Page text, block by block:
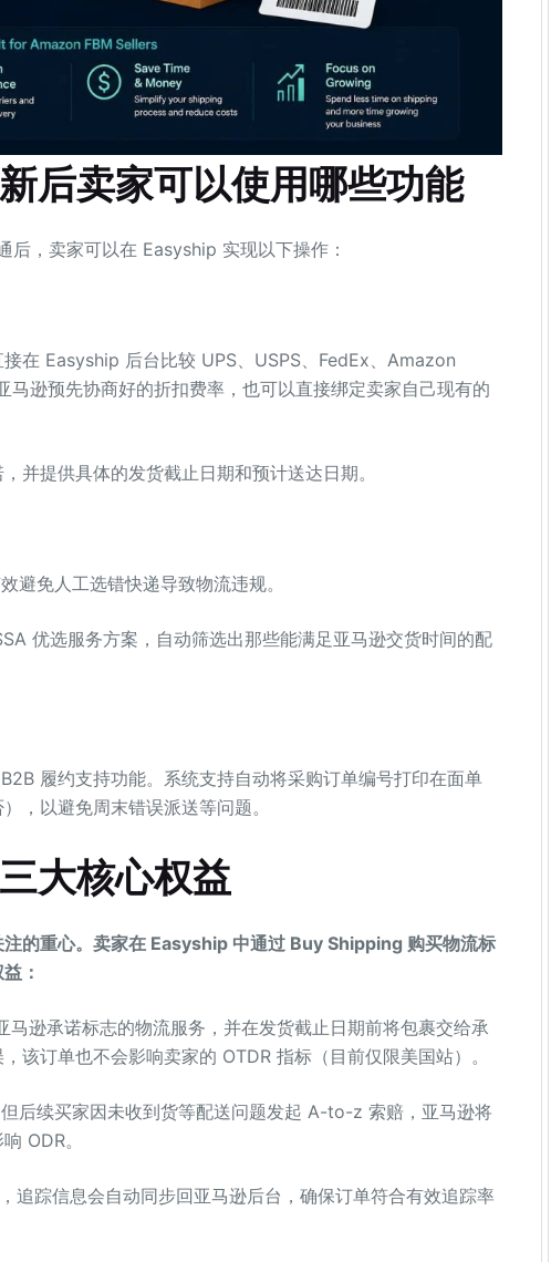
后卖家可以使用哪些功能
，卖家可以在 Easyship 实现以下操作：
在 Easyship 后台比较 UPS、USPS、FedEx、Amazon
逊预先协商好的折扣费率，也可以直接绑定卖家自己现有的
并提供具体的发货截止日期和预计送达日期。
避免人工选错快递导致物流违规。
优选服务方案，自动筛选出那些能满足亚马逊交货时间的配
履约支持功能。系统支持自动将采购订单编号打印在面单
，以避免周末错误派送等问题。
大核心权益
的重心。卖家在 Easyship 中通过 Buy Shipping 购买物流标
：
马逊承诺标志的物流服务，并在发货截止日期前将包裹交给承
该订单也不会影响卖家的 OTDR 指标（目前仅限美国站）。
后续买家因未收到货等配送问题发起 A-to-z 索赔，亚马逊将
ODR。
追踪信息会自动同步回亚马逊后台，确保订单符合有效追踪率